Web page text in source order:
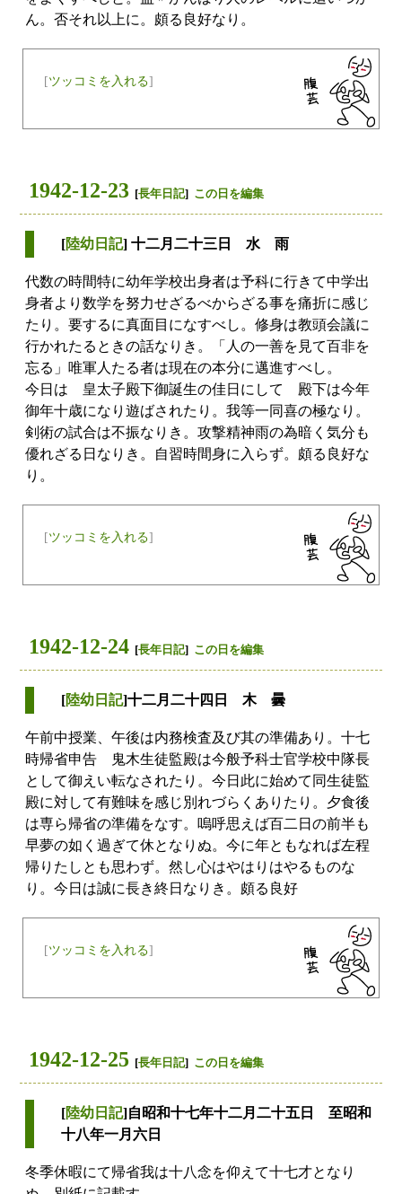
ん。否それ以上に。頗る良好なり。
[ツッコミを入れる]
1942-12-23 [長年日記] この日を編集
[陸幼日記] 十二月二十三日 水 雨
代数の時間特に幼年学校出身者は予科に行きて中学出
身者より数学を努力せざるべからざる事を痛折に感じ
たり。要するに真面目になすべし。修身は教頭会議に
行かれたるときの話なりき。「人の一善を見て百非を
忘る」唯軍人たる者は現在の本分に邁進すべし。
今日は 皇太子殿下御誕生の佳日にして 殿下は今年
御年十歳になり遊ばされたり。我等一同喜の極なり。
剣術の試合は不振なりき。攻撃精神雨の為暗く気分も
優れざる日なりき。自習時間身に入らず。頗る良好な
り。
[ツッコミを入れる]
1942-12-24 [長年日記] この日を編集
[陸幼日記]十二月二十四日 木 曇
午前中授業、午後は内務検査及び其の準備あり。十七
時帰省申告 鬼木生徒監殿は今般予科士官学校中隊長
として御えい転なされたり。今日此に始めて同生徒監
殿に対して有難味を感じ別れづらくありたり。夕食後
は専ら帰省の準備をなす。嗚呼思えば百二日の前半も
早夢の如く過ぎて休となりぬ。今に年ともなれば左程
帰りたしとも思わず。然し心はやはりはやるものな
り。今日は誠に長き終日なりき。頗る良好
[ツッコミを入れる]
1942-12-25 [長年日記] この日を編集
[陸幼日記]自昭和十七年十二月二十五日 至昭和
十八年一月六日
冬季休暇にて帰省我は十八念を仰えて十七才となり